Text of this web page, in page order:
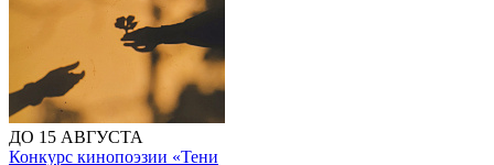
ДО 15 АВГУСТА
Конкурс кинопоэзии «Тени